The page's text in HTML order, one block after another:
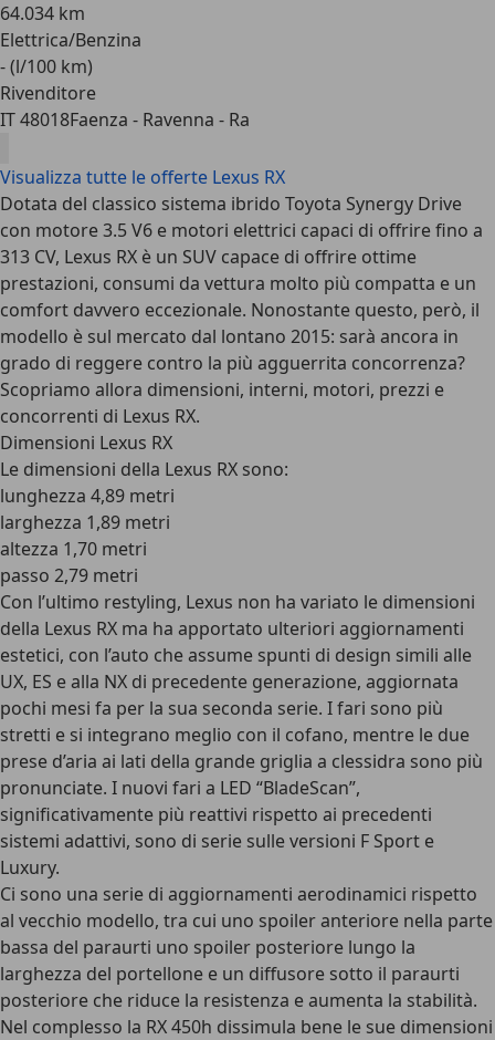
64.034 km
Elettrica/Benzina
- (l/100 km)
Rivenditore
IT 48018Faenza - Ravenna - Ra
Visualizza tutte le offerte Lexus RX
Dotata del classico sistema ibrido Toyota Synergy Drive
con motore 3.5 V6 e motori elettrici capaci di offrire fino a
313 CV, Lexus RX è un SUV capace di offrire ottime
prestazioni, consumi da vettura molto più compatta e un
comfort davvero eccezionale. Nonostante questo, però, il
modello è sul mercato dal lontano 2015: sarà ancora in
grado di reggere contro la più agguerrita concorrenza?
Scopriamo allora dimensioni, interni, motori, prezzi e
concorrenti di Lexus RX.
Dimensioni Lexus RX
Le dimensioni della Lexus RX sono:
lunghezza 4,89 metri
larghezza 1,89 metri
altezza 1,70 metri
passo 2,79 metri
Con l’ultimo restyling, Lexus non ha variato le dimensioni
della Lexus RX ma ha apportato ulteriori aggiornamenti
estetici, con l’auto che assume spunti di design simili alle
UX, ES e alla NX di precedente generazione, aggiornata
pochi mesi fa per la sua seconda serie. I fari sono più
stretti e si integrano meglio con il cofano, mentre le due
prese d’aria ai lati della grande griglia a clessidra sono più
pronunciate. I nuovi fari a LED “BladeScan”,
significativamente più reattivi rispetto ai precedenti
sistemi adattivi, sono di serie sulle versioni F Sport e
Luxury.
Ci sono una serie di aggiornamenti aerodinamici rispetto
al vecchio modello, tra cui uno spoiler anteriore nella parte
bassa del paraurti uno spoiler posteriore lungo la
larghezza del portellone e un diffusore sotto il paraurti
posteriore che riduce la resistenza e aumenta la stabilità.
Nel complesso la RX 450h dissimula bene le sue dimensioni